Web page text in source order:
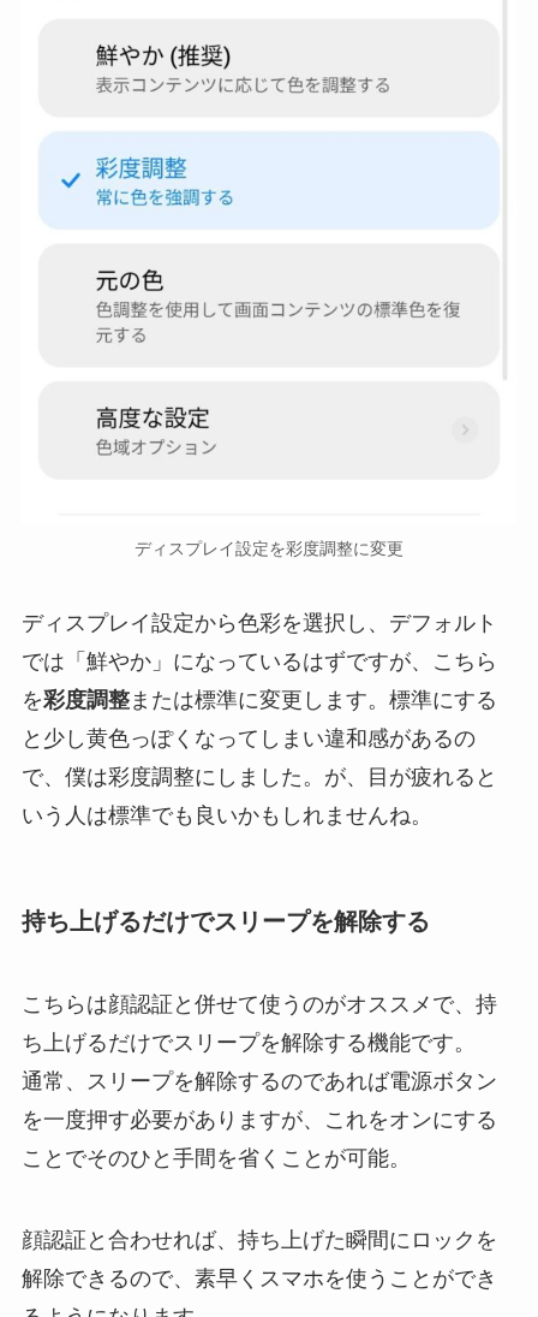
ディスプレイ設定を彩度調整に変更
ディスプレイ設定から色彩を選択し、デフォルト
では「鮮やか」になっているはずですが、こちら
を彩度調整または標準に変更します。標準にする
と少し黄色っぽくなってしまい違和感があるの
で、僕は彩度調整にしました。が、目が疲れると
いう人は標準でも良いかもしれませんね。
持ち上げるだけでスリープを解除する
こちらは顔認証と併せて使うのがオススメで、持
ち上げるだけでスリープを解除する機能です。
通常、スリープを解除するのであれば電源ボタン
を一度押す必要がありますが、これをオンにする
ことでそのひと手間を省くことが可能。
顔認証と合わせれば、持ち上げた瞬間にロックを
解除できるので、素早くスマホを使うことができ